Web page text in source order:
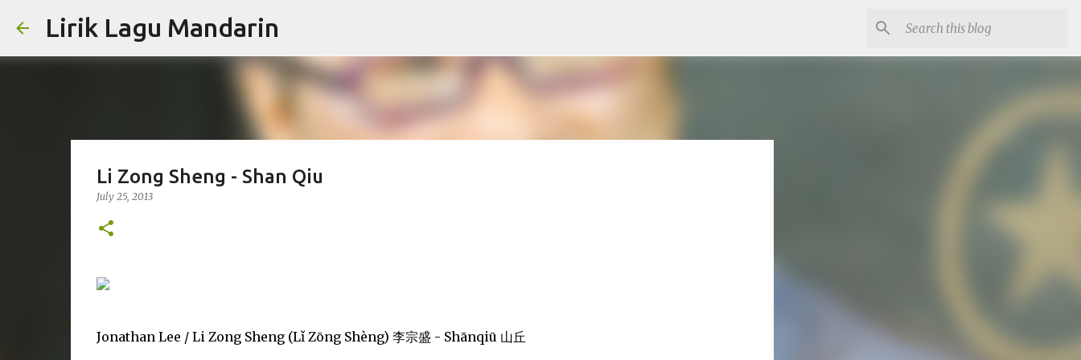
Lirik Lagu Mandarin
Li Zong Sheng - Shan Qiu
July 25, 2013
Jonathan Lee / Li Zong Sheng (Lǐ Zōng Shèng) 李宗盛 - Shānqiū 山丘